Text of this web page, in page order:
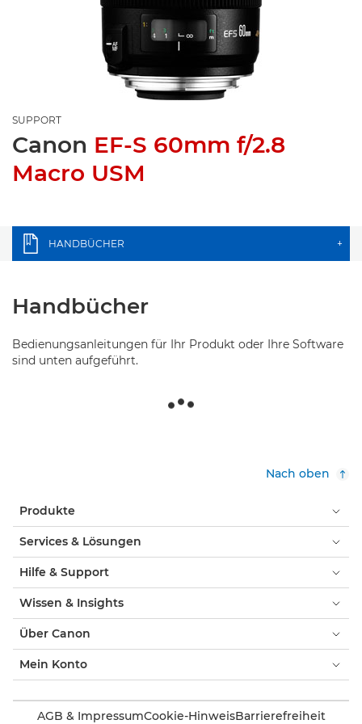
SUPPORT
Canon EF-S 60mm f/2.8
Macro USM
HANDBÜCHER +
Handbücher
Bedienungsanleitungen für Ihr Produkt oder Ihre Software
sind unten aufgeführt.
Nach oben
Produkte
Services & Lösungen
Hilfe & Support
Wissen & Insights
Über Canon
Mein Konto
AGB & ImpressumCookie-HinweisBarrierefreiheit